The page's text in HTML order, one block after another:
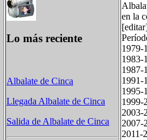
Lo más reciente
Albalate de Cinca
Llegada Albalate de Cinca
Salida de Albalate de Cinca
en la